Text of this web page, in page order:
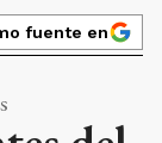
fuente en